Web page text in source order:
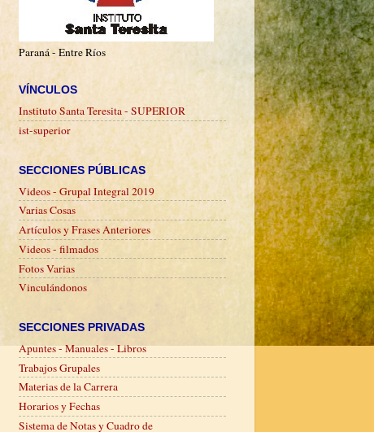
Paraná - Entre Ríos
VÍNCULOS
Instituto Santa Teresita - SUPERIOR
ist-superior
SECCIONES PÚBLICAS
Videos - Grupal Integral 2019
Varias Cosas
Artículos y Frases Anteriores
Videos - filmados
Fotos Varias
Vinculándonos
SECCIONES PRIVADAS
Apuntes - Manuales - Libros
Trabajos Grupales
Materias de la Carrera
Horarios y Fechas
Sistema de Notas y Cuadro de